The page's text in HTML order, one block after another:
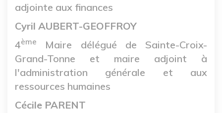
adjointe aux finances
Cyril AUBERT-GEOFFROY
4ème
Maire délégué de Sainte-Croix-
Grand-Tonne et maire adjoint à
l'administration générale et aux
ressources humaines
Cécile PARENT